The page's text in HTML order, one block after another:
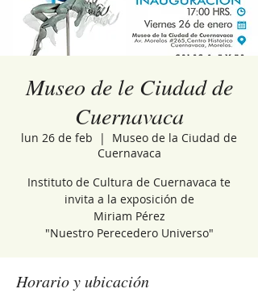
Museo de le Ciudad de
Cuernavaca
lun 26 de feb
  |
Museo de la Ciudad de
Cuernavaca
Instituto de Cultura de Cuernavaca te
invita a la exposición de
Miriam Pérez
"Nuestro Perecedero Universo"
Horario y ubicación